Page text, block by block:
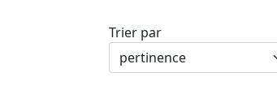
Trier par